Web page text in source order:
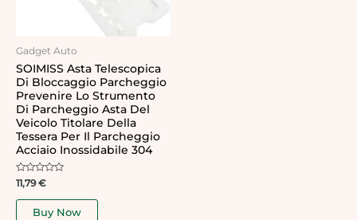
Gadget Auto
SOIMISS Asta Telescopica
Di Bloccaggio Parcheggio
Prevenire Lo Strumento
Di Parcheggio Asta Del
Veicolo Titolare Della
Tessera Per Il Parcheggio
Acciaio Inossidabile 304
Rated
0
out
11,79€
Buy Now